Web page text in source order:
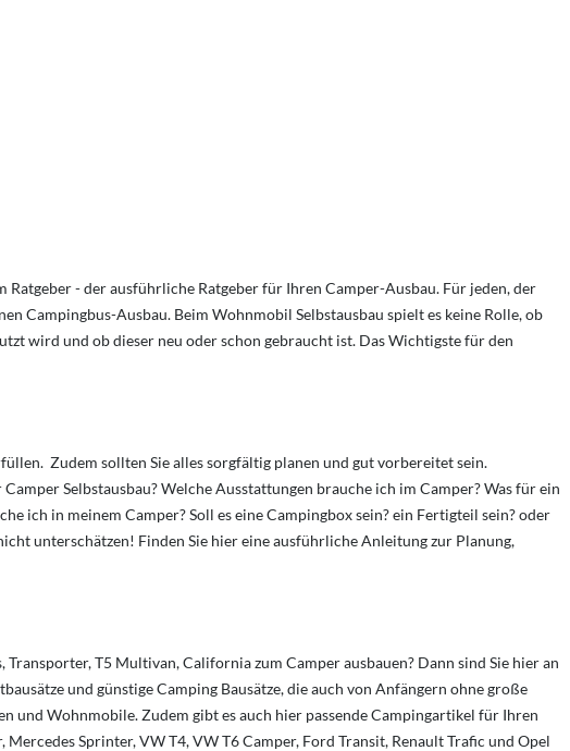
Ratgeber - der ausführliche Ratgeber für Ihren Camper-Ausbau. Für jeden, der
Campingbus-Ausbau. Beim Wohnmobil Selbstausbau spielt es keine Rolle, ob
wird und ob dieser neu oder schon gebraucht ist. Das Wichtigste für den
Zudem sollten Sie alles sorgfältig planen und gut vorbereitet sein.
Selbstausbau? Welche Ausstattungen brauche ich im Camper? Was für ein
ich in meinem Camper? Soll es eine Campingbox sein? ein Fertigteil sein? oder
unterschätzen! Finden Sie hier eine ausführliche Anleitung zur Planung,
T5 Multivan, California zum Camper ausbauen? Dann sind Sie hier an
und günstige Camping Bausätze, die auch von Anfängern ohne große
und Wohnmobile. Zudem gibt es auch hier passende Campingartikel für Ihren
Sprinter, VW T4, VW T6 Camper, Ford Transit, Renault Trafic und Opel